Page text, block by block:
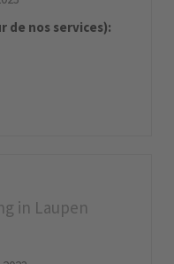
de nos services):
in Laupen